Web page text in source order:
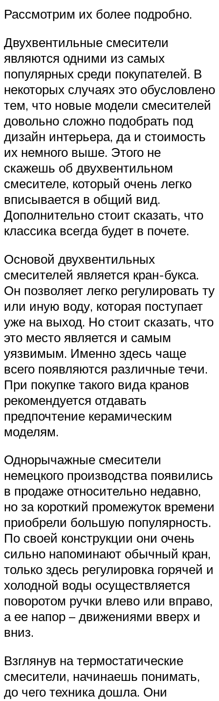
Рассмотрим их более подробно.
Двухвентильные смесители
являются одними из самых
популярных среди покупателей. В
некоторых случаях это обусловлено
тем, что новые модели смесителей
довольно сложно подобрать под
дизайн интерьера, да и стоимость
их немного выше. Этого не
скажешь об двухвентильном
смесителе, который очень легко
вписывается в общий вид.
Дополнительно стоит сказать, что
классика всегда будет в почете.
Основой двухвентильных
смесителей является кран-букса.
Он позволяет легко регулировать ту
или иную воду, которая поступает
уже на выход. Но стоит сказать, что
это место является и самым
уязвимым. Именно здесь чаще
всего появляются различные течи.
При покупке такого вида кранов
рекомендуется отдавать
предпочтение керамическим
моделям.
Однорычажные смесители
немецкого производства появились
в продаже относительно недавно,
но за короткий промежуток времени
приобрели большую популярность.
По своей конструкции они очень
сильно напоминают обычный кран,
только здесь регулировка горячей и
холодной воды осуществляется
поворотом ручки влево или вправо,
а ее напор – движениями вверх и
вниз.
Взглянув на термостатические
смесители, начинаешь понимать,
до чего техника дошла. Они